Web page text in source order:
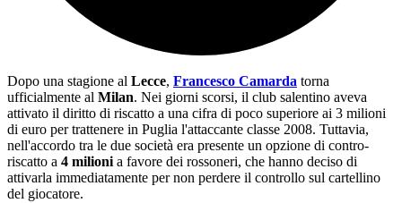
Dopo una stagione al Lecce, Francesco Camarda torna
ufficialmente al Milan. Nei giorni scorsi, il club salentino aveva
attivato il diritto di riscatto a una cifra di poco superiore ai 3 milioni
di euro per trattenere in Puglia l'attaccante classe 2008. Tuttavia,
nell'accordo tra le due società era presente un opzione di contro-
riscatto a 4 milioni a favore dei rossoneri, che hanno deciso di
attivarla immediatamente per non perdere il controllo sul cartellino
del giocatore.